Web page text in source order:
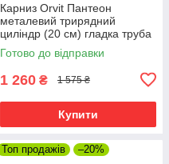
Карниз Orvit Пантеон
металевий трирядний
циліндр (20 см) гладка труба
кільце металеве Золото
16\16\16 мм 200 см (00-
Готово до відправки
1 260 ₴ 1 575 ₴
Купити
Топ продажів –20%